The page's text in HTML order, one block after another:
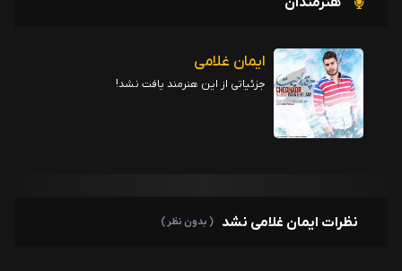
ایمان غلامی
جزئیاتی از این هنرمند یافت نشد!
نظرات ایمان غلامی نشد ( بدون نظر )